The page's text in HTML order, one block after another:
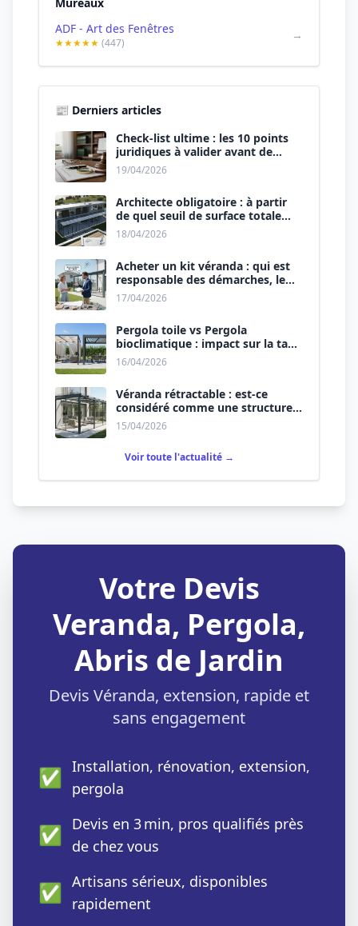
ADF - Art des Fenêtres
★★★★★ (447)
→
📰 Derniers articles
Check-list ultime : les 10 points
juridiques à valider avant de
signer le devis.
19/04/2026
Architecte obligatoire : à partir
de quel seuil de surface totale
(Maison + Véranda) ?
18/04/2026
Acheter un kit véranda : qui est
responsable des démarches, le
vendeur ou vous ?
17/04/2026
Pergola toile vs Pergola
bioclimatique : impact sur la taxe
d’aménagement.
16/04/2026
Véranda rétractable : est-ce
considéré comme une structure
permanente ?
15/04/2026
Voir toute l'actualité →
Votre Devis
Veranda, Pergola,
Abris de Jardin
Devis Véranda, extension, rapide et
sans engagement
✅ Installation, rénovation, extension,
pergola
✅ Devis en 3 min, pros qualifiés près
de chez vous
✅ Artisans sérieux, disponibles
rapidement